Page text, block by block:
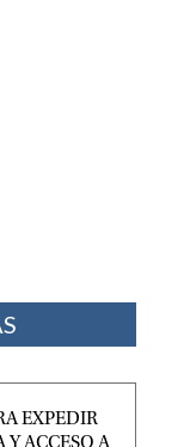
EXPEDIR
Y ACCESO A